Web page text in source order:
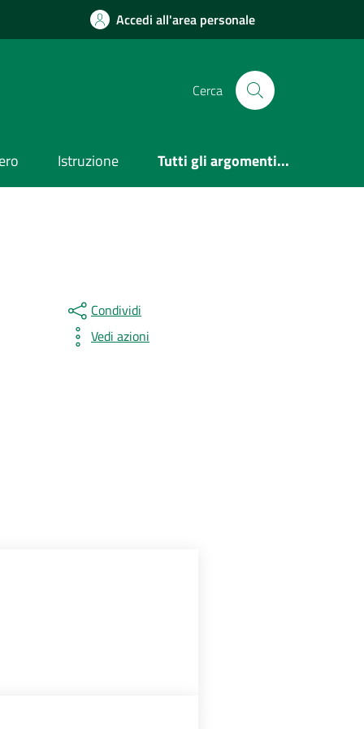
Accedi all'area personale
Cerca
Istruzione Tutti gli argomenti...
Condividi
Vedi azioni